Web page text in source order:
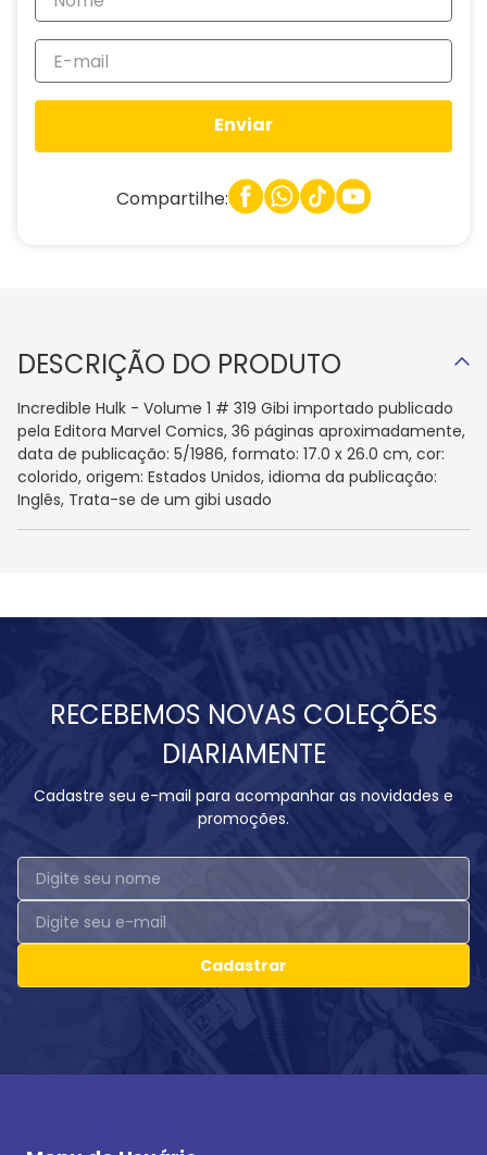
Enviar
Compartilhe:
DESCRIÇÃO DO PRODUTO
Incredible Hulk - Volume 1 # 319 Gibi importado publicado
pela Editora Marvel Comics, 36 páginas aproximadamente,
data de publicação: 5/1986, formato: 17.0 x 26.0 cm, cor:
colorido, origem: Estados Unidos, idioma da publicação:
Inglês, Trata-se de um gibi usado
RECEBEMOS NOVAS COLEÇÕES
DIARIAMENTE
Cadastre seu e-mail para acompanhar as novidades e
promoções.
Cadastrar